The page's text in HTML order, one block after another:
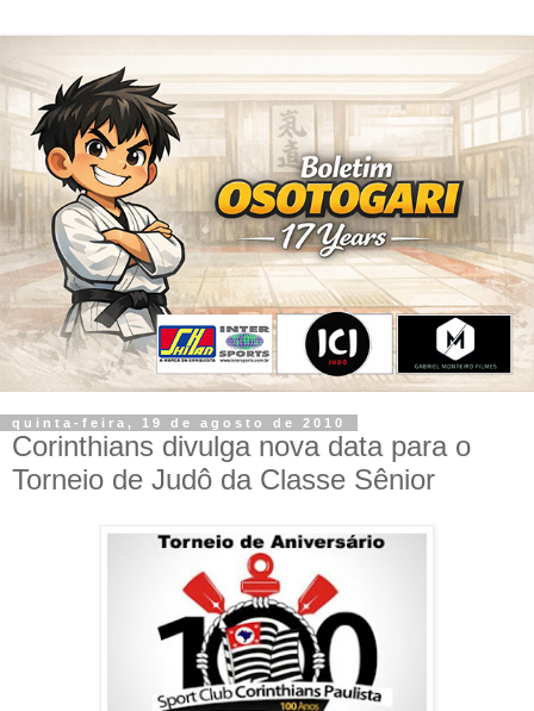
quinta-feira, 19 de agosto de 2010
Corinthians divulga nova data para o
Torneio de Judô da Classe Sênior